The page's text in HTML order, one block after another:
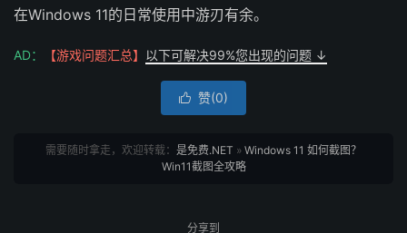
在Windows 11的日常使用中游刃有余。
AD： 【游戏问题汇总】 以下可解决99%您出现的问题 ↓
 赞(0)
需要随时拿走，欢迎转载： 是免费.NET » Windows 11 如何截图？
Win11截图全攻略
分享到